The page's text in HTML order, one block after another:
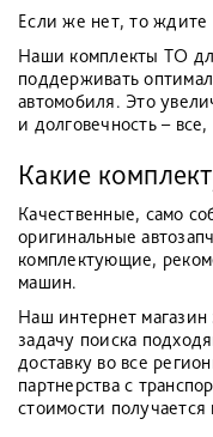
Если же нет, то
Наши комплекты ТО
поддерживать
автомобиля. Это
и долговечность –
Какие
Качественные, само
оригинальные
комплектующие,
машин.
Наш интернет магазин
задачу поиска
доставку во все
партнерства с
стоимости